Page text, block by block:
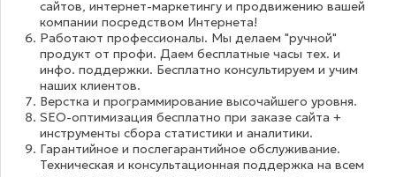
сайтов, интернет-маркетингу и продвижению вашей
компании посредством Интернета!
Работают профессионалы. Мы делаем "ручной"
продукт от профи. Даем бесплатные часы тех. и
инфо. поддержки. Бесплатно консультируем и учим
наших клиентов.
Верстка и программирование высочайшего уровня.
SEO-оптимизация бесплатно при заказе сайта +
инструменты сбора статистики и аналитики.
Гарантийное и послегарантийное обслуживание.
Техническая и консультационная поддержка на всем